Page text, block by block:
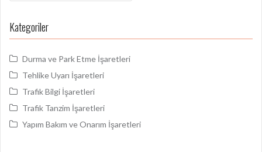
Kategoriler
Durma ve Park Etme İşaretleri
Tehlike Uyarı İşaretleri
Trafik Bilgi İşaretleri
Trafik Tanzim İşaretleri
Yapım Bakım ve Onarım İşaretleri